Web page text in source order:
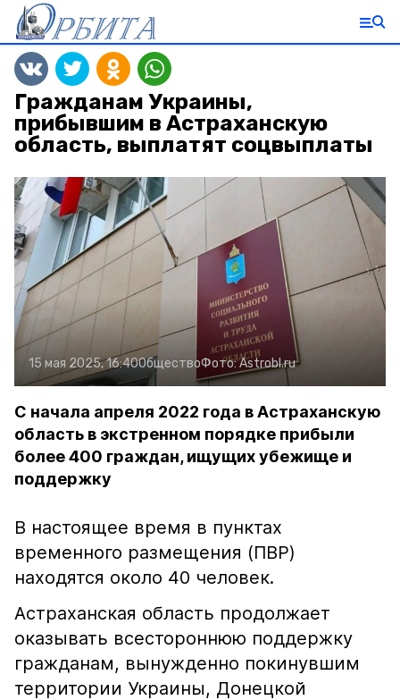
Гражданам Украины,
прибывшим в Астраханскую
область, выплатят соцвыплаты
15 мая 2025, 16:40ОбществоФото:Astrobl.ru
С начала апреля 2022 года в Астраханскую
область в экстренном порядке прибыли
более 400 граждан, ищущих убежище и
поддержку
В настоящее время в пунктах
временного размещения (ПВР)
находятся около 40 человек.
Астраханская область продолжает
оказывать всестороннюю поддержку
гражданам, вынужденно покинувшим
территории Украины, Донецкой